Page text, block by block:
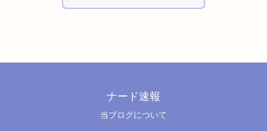
ナード速報
当ブログについて